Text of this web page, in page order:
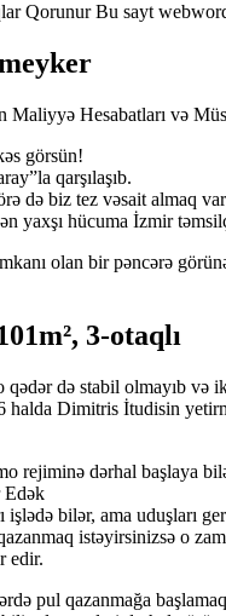
Qorunur Bu sayt
Hesabatları və
görsün!
qarşılaşıb.
də biz tez vəsait almaq
yaxşı hücuma İzmir
olan bir pəncərə
3-otaqlı
də stabil olmayıb və
halda Dimitris İtudisin
rejiminə dərhal başlaya
Edək
bilər, ama uduşları
istəyirsinizsə o
edir.
pul qazanmağa